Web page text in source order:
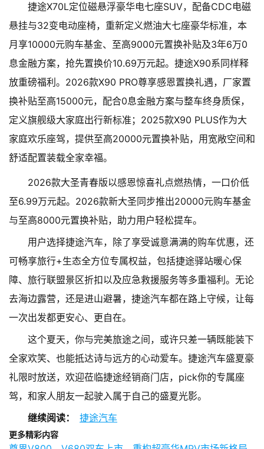
捷途X70L定位磁悬浮豪华电七座SUV，配备CDC电磁
悬挂与32变电动座椅，重新定义燃油大七座豪华标准，本
月享10000元购车基金、至高9000元置换补贴及3年6万0
息金融方案，抢先置换价10.69万元起。捷途X90系同样释
放重磅福利。2026款X90 PRO尊享感恩置换礼遇，厂家置
换补贴至高15000元，配合0息金融方案与整车终身质保，
定义旗舰级大家庭出行新标准；2025款X90 PLUS作为大
家庭欢乐座驾，提供至高20000元置换补贴，用宽敞空间和
舒适配置装载全家幸福。
2026款大圣青春版以感恩惊喜礼点燃热情，一口价低
至6.99万元起。2026款新大圣同步推出20000元购车基金
与至高8000元置换补贴，助力用户轻松提车。
用户选择捷途汽车，除了享受诚意满满的购车优惠，还
可畅享旅行+生态全方位专属权益，包括捷途驿站暖心保
障、旅行联盟景区折扣以及应急救援服务等多重福利。无论
去海边露营，还是进山避暑，捷途汽车都在路上守候，让每
一次出发都更安心、更自在。
这个夏天，你与完美旅途之间，或许只差一辆既能装下
全家欢笑、也能抵达诗与远方的心动爱车。捷途汽车盛夏豪
礼限时放送，欢迎莅临捷途经销商门店，pick你的专属座
驾，和家人朋友一起驶入属于自己的盛夏光影。
继续阅读：
捷途汽车
更多精彩内容